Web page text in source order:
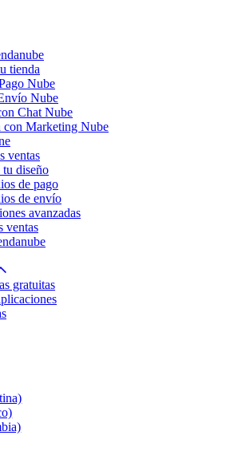
tienda
Nube
Nube
Chat Nube
con Marketing Nube
ventas
tu diseño
de pago
de envío
avanzadas
ventas
gratuitas